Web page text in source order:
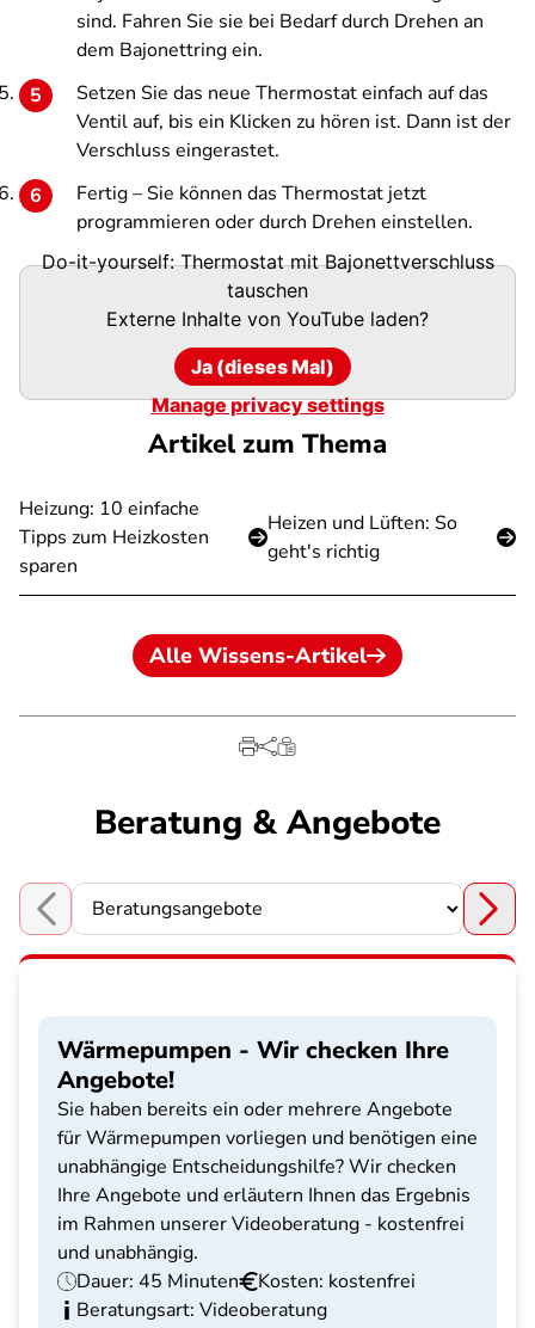
sind. Fahren Sie sie bei Bedarf durch Drehen an
dem Bajonettring ein.
Setzen Sie das neue Thermostat einfach auf das
Ventil auf, bis ein Klicken zu hören ist. Dann ist der
Verschluss eingerastet.
Fertig – Sie können das Thermostat jetzt
programmieren oder durch Drehen einstellen.
Do-it-yourself: Thermostat mit Bajonettverschluss
tauschen
Externe Inhalte von YouTube laden?
Ja (dieses Mal)
Manage privacy settings
Artikel zum Thema
Heizung: 10 einfache
Tipps zum Heizkosten
sparen
Heizen und Lüften: So
geht's richtig
Alle Wissens-Artikel
Beratung & Angebote
Choose a section
Wärmepumpen - Wir checken Ihre
Angebote!
Sie haben bereits ein oder mehrere Angebote
für Wärmepumpen vorliegen und benötigen eine
unabhängige Entscheidungshilfe? Wir checken
Ihre Angebote und erläutern Ihnen das Ergebnis
im Rahmen unserer Videoberatung - kostenfrei
und unabhängig.
Dauer: 45 Minuten
Kosten: kostenfrei
Beratungsart: Videoberatung